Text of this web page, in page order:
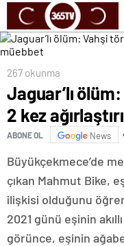
267 okunma
Jaguar’lı
2 kez
ABONE OL News
Büyükçekmece’de
çıkan Mahmut Bike,
ilişkisi olduğunu
2021 günü eşinin
görünce, eşinin